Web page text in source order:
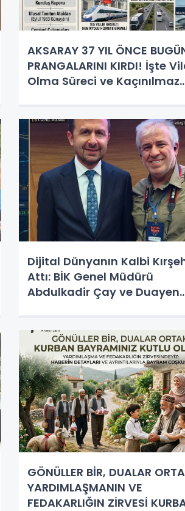
AKSARAY 37 YIL ÖNCE
PRANGALARINI KIRDI! İşte
Olma Süreci ve Kaçınılmaz
Dijital Dünyanın Kalbi
Attı: BİK Genel Müdürü
Abdulkadir Çay ve Duayen
GÖNÜLLER BİR, DUALAR
YARDIMLAŞMANIN VE
FEDAKARLIĞIN ZİRVESİ